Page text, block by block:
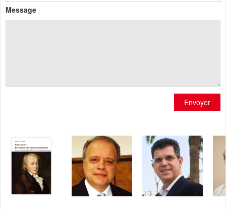
Message
Envoyer